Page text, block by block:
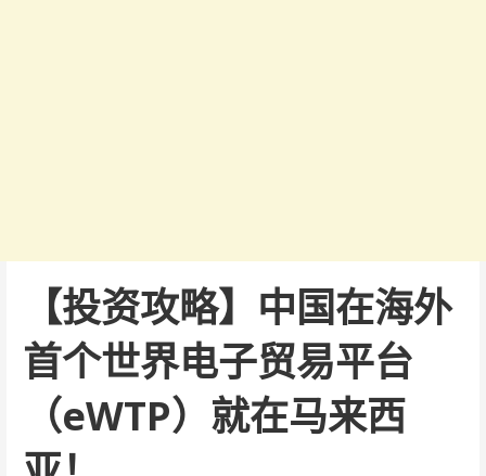
【投资攻略】中国在海外
首个世界电子贸易平台
（eWTP）就在马来西